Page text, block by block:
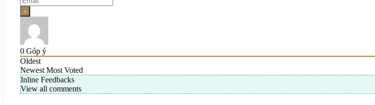
0 Góp ý
Oldest
Newest Most Voted
Inline Feedbacks
View all comments